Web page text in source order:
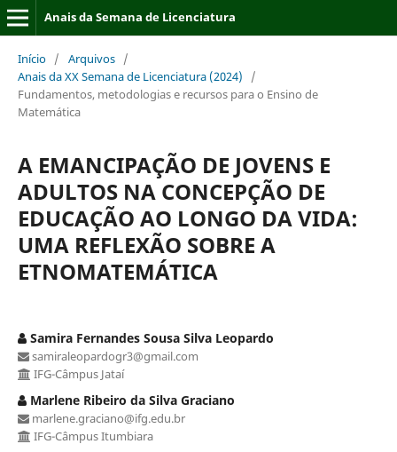
Anais da Semana de Licenciatura
Início / Arquivos /
Anais da XX Semana de Licenciatura (2024)
/
Fundamentos, metodologias e recursos para o Ensino de
Matemática
A EMANCIPAÇÃO DE JOVENS E
ADULTOS NA CONCEPÇÃO DE
EDUCAÇÃO AO LONGO DA VIDA:
UMA REFLEXÃO SOBRE A
ETNOMATEMÁTICA
Samira Fernandes Sousa Silva Leopardo
samiraleopardogr3@gmail.com
IFG-Câmpus Jataí
Marlene Ribeiro da Silva Graciano
marlene.graciano@ifg.edu.br
IFG-Câmpus Itumbiara